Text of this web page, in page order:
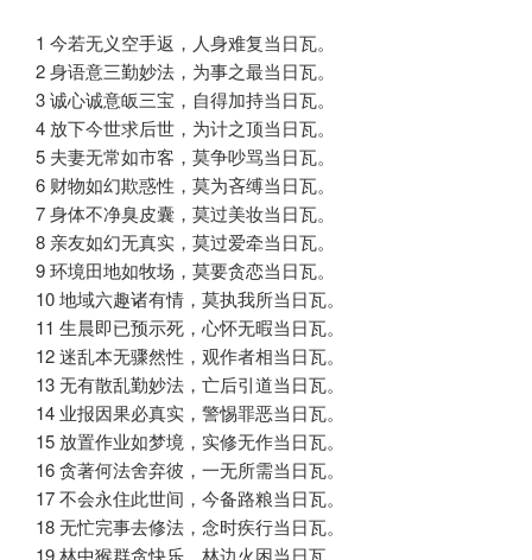
1 今若无义空手返，人身难复当日瓦。
2 身语意三勤妙法，为事之最当日瓦。
3 诚心诚意皈三宝，自得加持当日瓦。
4 放下今世求后世，为计之顶当日瓦。
5 夫妻无常如市客，莫争吵骂当日瓦。
6 财物如幻欺惑性，莫为吝缚当日瓦。
7 身体不净臭皮囊，莫过美妆当日瓦。
8 亲友如幻无真实，莫过爱牵当日瓦。
9 环境田地如牧场，莫要贪恋当日瓦。
10 地域六趣诸有情，莫执我所当日瓦。
11 生晨即已预示死，心怀无暇当日瓦。
12 迷乱本无骤然性，观作者相当日瓦。
13 无有散乱勤妙法，亡后引道当日瓦。
14 业报因果必真实，警惕罪恶当日瓦。
15 放置作业如梦境，实修无作当日瓦。
16 贪著何法舍弃彼，一无所需当日瓦。
17 不会永住此世间，今备路粮当日瓦。
18 无忙完事去修法，念时疾行当日瓦。
19 林中猴群贪快乐，林边火困当日瓦。